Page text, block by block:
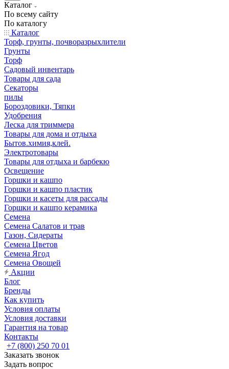
Каталог
По всему сайту
По каталогу
Каталог
Торф, грунты, почворазрыхлители
Грунты
Торф
Садовый инвентарь
Товары для сада
Секаторы
пилы
Бороздовики, Тяпки
Удобрения
Леска для триммера
Товары для дома и отдыха
Бытов.химия,клей.
Электротовары
Товары для отдыха и барбекю
Освещение
Горшки и кашпо
Горшки и кашпо пластик
Горшки и касеты для рассады
Горшки и кашпо керамика
Семена
Семена Салатов и трав
Газон, Сидераты
Семена Цветов
Семена Ягод
Семена Овощей
Акции
Блог
Бренды
Как купить
Условия оплаты
Условия доставки
Гарантия на товар
Контакты
+7 (800) 250 70 01
Заказать звонок
Задать вопрос